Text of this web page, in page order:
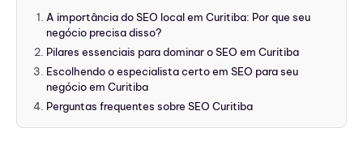
A importância do SEO local em Curitiba: Por que seu
negócio precisa disso?
Pilares essenciais para dominar o SEO em Curitiba
Escolhendo o especialista certo em SEO para seu
negócio em Curitiba
Perguntas frequentes sobre SEO Curitiba